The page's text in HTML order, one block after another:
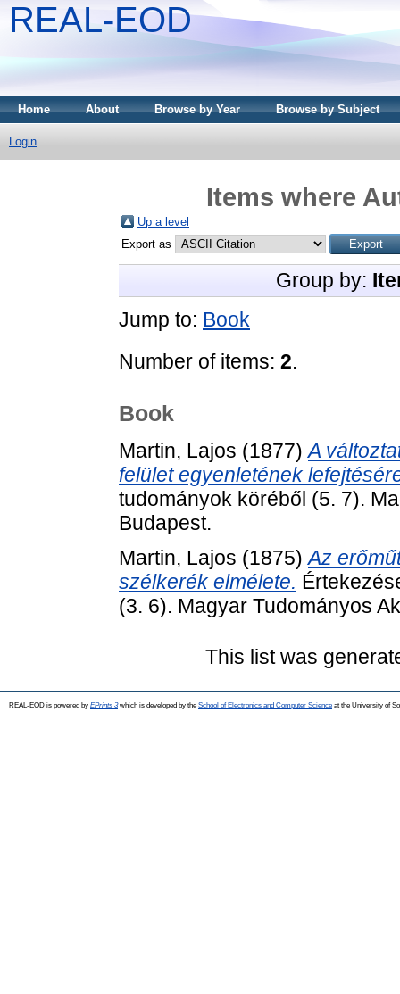
REAL-EOD
Home About Browse by Year Browse by Subject
Login
Items where
Up a level
Export as
Group by:
Jump to: Book
Number of items: 2.
Book
Martin, Lajos (1877)A
felület egyenletének
tudományok köréből (5. 7).
Budapest.
Martin, Lajos (1875)Az
szélkerék elmélete.
(3. 6). Magyar Tudományos
This list was
REAL-EOD is powered by EPrints 3which is developed by the School of Electronics and Computer Science at the University of